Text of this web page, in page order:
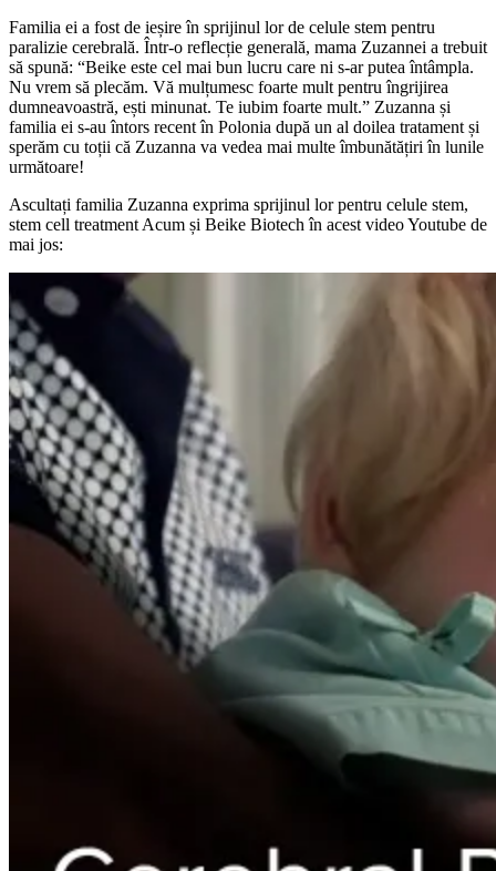
Familia ei a fost de ieșire în sprijinul lor de celule stem pentru
paralizie cerebrală. Într-o reflecție generală, mama Zuzannei a trebuit
să spună: “Beike este cel mai bun lucru care ni s-ar putea întâmpla.
Nu vrem să plecăm. Vă mulțumesc foarte mult pentru îngrijirea
dumneavoastră, ești minunat. Te iubim foarte mult.” Zuzanna și
familia ei s-au întors recent în Polonia după un al doilea tratament și
sperăm cu toții că Zuzanna va vedea mai multe îmbunătățiri în lunile
următoare!
Ascultați familia Zuzanna exprima sprijinul lor pentru celule stem,
stem cell treatment Acum și Beike Biotech în acest video Youtube de
mai jos: